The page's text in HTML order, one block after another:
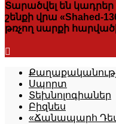
Տարածվել են
շենքի վրա «Shahed-
թռչող սարքի
Սպորտ
Տեխնոլոգիաներ
Բիզնես
«Ճանապարհ